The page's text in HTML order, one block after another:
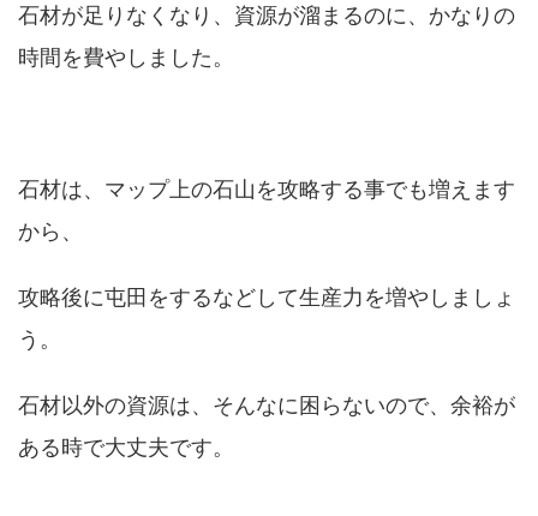
石材が足りなくなり、資源が溜まるのに、かなりの
時間を費やしました。
石材は、マップ上の石山を攻略する事でも増えます
から、
攻略後に屯田をするなどして生産力を増やしましょ
う。
石材以外の資源は、そんなに困らないので、余裕が
ある時で大丈夫です。